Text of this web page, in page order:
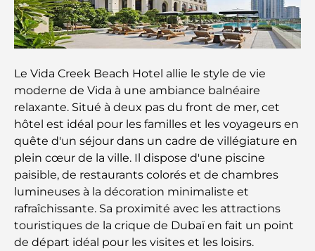
Les meilleures banques de Dubaï pour les
expatriés : un guide bancaire complet
Le pays le plus cher du monde : un classement
mondial des coûts
Les meilleurs restaurants de steak à Dubaï : un
guide pour les amateurs de viande
A Brief Guide to Buying Property in Dubai (2025-
26)
Guide des salles de sport de Damac Hills : Les
meilleures options de remise en forme à Damac
Le Vida Creek Beach Hotel allie le style de vie
moderne de Vida à une ambiance balnéaire
relaxante. Situé à deux pas du front de mer, cet
hôtel est idéal pour les familles et les voyageurs en
quête d'un séjour dans un cadre de villégiature en
plein cœur de la ville. Il dispose d'une piscine
paisible, de restaurants colorés et de chambres
lumineuses à la décoration minimaliste et
rafraîchissante. Sa proximité avec les attractions
touristiques de la crique de Dubaï en fait un point
de départ idéal pour les visites et les loisirs.